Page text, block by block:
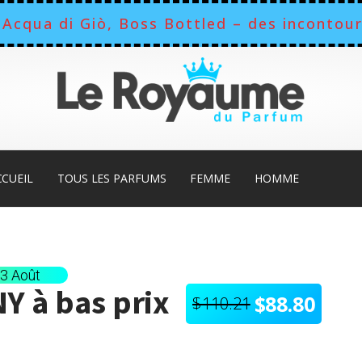
di Giò, Boss Bottled – des
TOUS LES PARFUMS FEMME HOMME
Août
à bas prix $110.21
Le
$88.80
Le